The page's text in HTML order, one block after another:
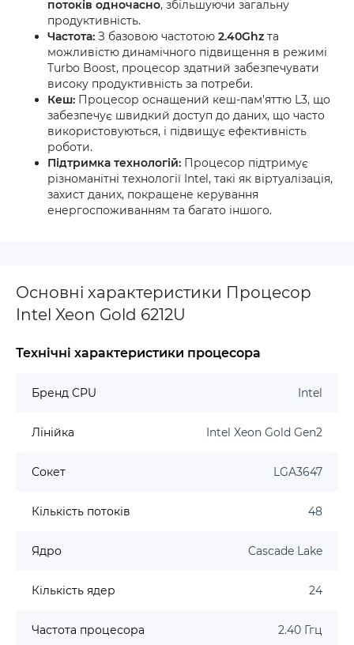
потоків одночасно, збільшуючи загальну
продуктивність.
Частота: З базовою частотою 2.40Ghz та
можливістю динамічного підвищення в режимі
Turbo Boost, процесор здатний забезпечувати
високу продуктивність за потреби.
Кеш: Процесор оснащений кеш-пам'яттю L3, що
забезпечує швидкий доступ до даних, що часто
використовуються, і підвищує ефективність
роботи.
Підтримка технологій: Процесор підтримує
різноманітні технології Intel, такі як віртуалізація,
захист даних, покращене керування
енергоспоживанням та багато іншого.
Основні характеристики Процесор
Intel Xeon Gold 6212U
Технічні характеристики процесора
Бренд CPU Intel
Лінійка Intel Xeon Gold Gen2
Сокет LGA3647
Кількість потоків 48
Ядро Cascade Lake
Кількість ядер 24
Частота процесора 2.40 Ггц